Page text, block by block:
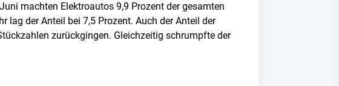
machten Elektroautos 9,9 Prozent der gesamten
lag der Anteil bei 7,5 Prozent. Auch der Anteil der
zurückgingen. Gleichzeitig schrumpfte der